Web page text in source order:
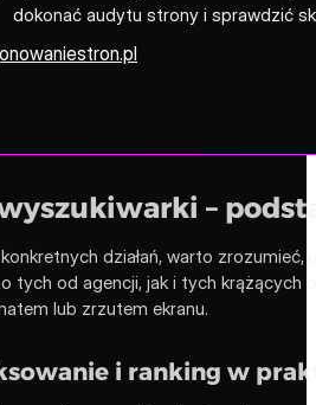
dokonać audytu strony i sprawdzić
–
działań, warto
tych od agencji, jak i tych
lub zrzutem ekranu.
i ranking w